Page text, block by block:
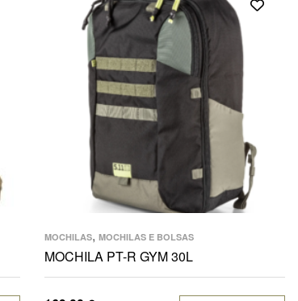
MOCHILAS, MOCHILAS E BOLSAS
MOCHILA PT-R GYM 30L